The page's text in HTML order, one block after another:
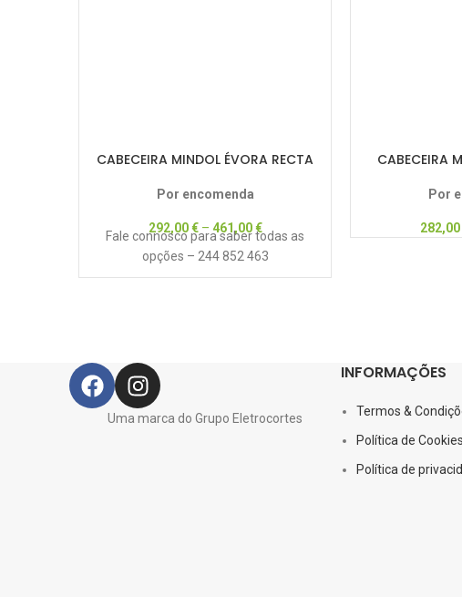
CABECEIRA MINDOL ÉVORA RECTA
Por encomenda
292,00€– 461,00€
Fale connosco para saber todas as
opções – 244 852 463
CABECEIRA
Por
282,00
Uma marca do Grupo Eletrocortes
INFORMAÇÕES
Termos &
Política de Cookies
Política de